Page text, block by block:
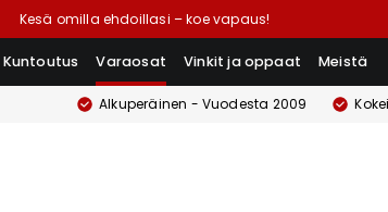
Kesä omilla ehdoillasi – koe vapaus!
Kuntoutus Varaosat Vinkit ja oppaat Meistä
Alkuperäinen - Vuodesta 2009